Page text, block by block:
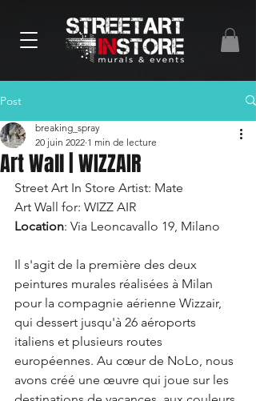
Post
Art Wall | WIZZAIR
breaking_spray
20 juin 2022 1 min de lecture
Street Art In Store Artist: Mate
Art Wall for: WIZZ AIR
Location: Via Leoncavallo 19, Milano
Il s'agit de la première des deux
peintures murales réalisées à Milan
pour la compagnie aérienne Wizzair,
qui dessert jusqu'à 26 aéroports
italiens et plusieurs routes
européennes. Au cœur de NoLo, nous
avons créé une œuvre qui joue sur les